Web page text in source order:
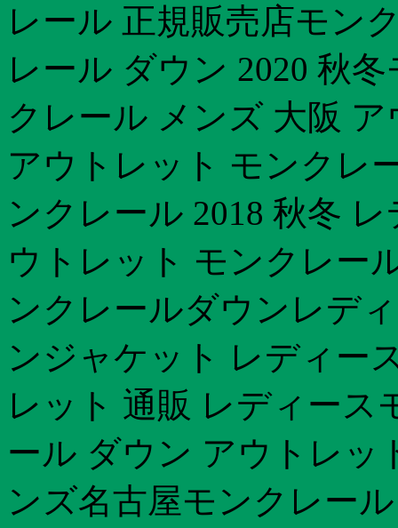
レール 正規販売店モン
レール ダウン 2020 秋
クレール メンズ 大阪
アウトレット モンクレ
ンクレール 2018 秋冬
ウトレット モンクレー
ンクレールダウンレデ
ンジャケット レディー
レット 通販 レディース
ール ダウン アウトレッ
ンズ名古屋モンクレー